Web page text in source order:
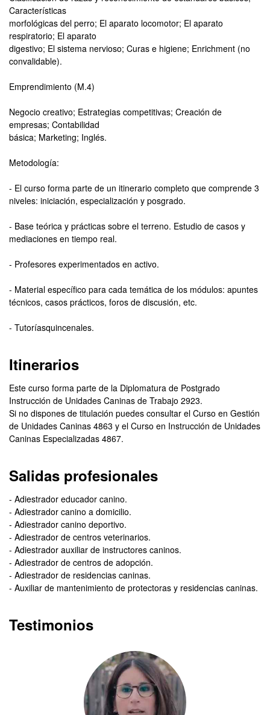
Características
morfológicas del perro; El aparato locomotor; El aparato
respiratorio; El aparato
digestivo; El sistema nervioso; Curas e higiene; Enrichment (no
convalidable).
Emprendimiento (M.4)
Negocio creativo; Estrategias competitivas; Creación de
empresas; Contabilidad
básica; Marketing; Inglés.
Metodología:
- El curso forma parte de un itinerario completo que comprende 3
niveles: iniciación, especialización y posgrado.
- Base teórica y prácticas sobre el terreno. Estudio de casos y
mediaciones en tiempo real.
- Profesores experimentados en activo.
- Material específico para cada temática de los módulos: apuntes
técnicos, casos prácticos, foros de discusión, etc.
- Tutoríasquincenales.
Itinerarios
Este curso forma parte de la Diplomatura de Postgrado
Instrucción de Unidades Caninas de Trabajo 2923.
Si no dispones de titulación puedes consultar el Curso en Gestión
de Unidades Caninas 4863 y el Curso en Instrucción de Unidades
Caninas Especializadas 4867.
Salidas profesionales
- Adiestrador educador canino.
- Adiestrador canino a domicilio.
- Adiestrador canino deportivo.
- Adiestrador de centros veterinarios.
- Adiestrador auxiliar de instructores caninos.
- Adiestrador de centros de adopción.
- Adiestrador de residencias caninas.
- Auxiliar de mantenimiento de protectoras y residencias caninas.
Testimonios